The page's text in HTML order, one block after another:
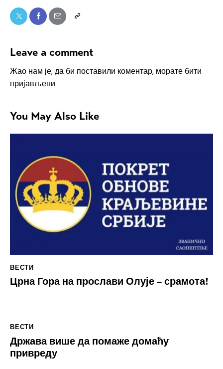
Leave a comment
Жао нам је, да би поставили коментар, морате бити
пријављени.
You May Also Like
ВЕСТИ
Црна Гора на прослави Олује – срамота!
ВЕСТИ
Држава више да помаже домаћу
привреду